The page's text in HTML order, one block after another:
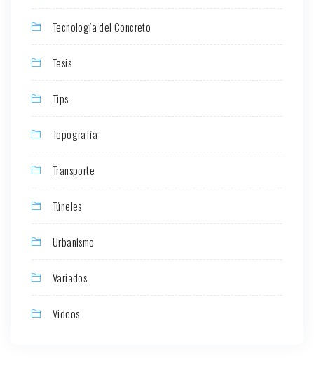
Tecnología del Concreto
Tesis
Tips
Topografía
Transporte
Túneles
Urbanismo
Variados
Videos